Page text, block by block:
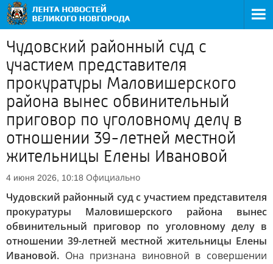
Чудовский районный суд с
участием представителя
прокуратуры Маловишерского
района вынес обвинительный
приговор по уголовному делу в
отношении 39-летней местной
жительницы Елены Ивановой
4 июня 2026, 10:18 Официально
Чудовский районный суд с участием представителя
прокуратуры Маловишерского района вынес
обвинительный приговор по уголовному делу в
отношении 39-летней местной жительницы Елены
Ивановой. Она признана виновной в совершении